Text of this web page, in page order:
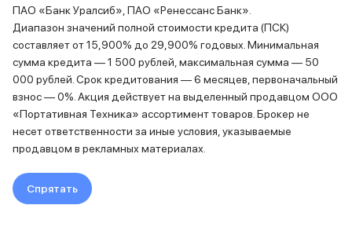
ПАО «Банк Уралсиб», ПАО «Ренессанс Банк».
Диапазон значений полной стоимости кредита (ПСК)
составляет от 15,900% до 29,900% годовых. Минимальная
сумма кредита — 1 500 рублей, максимальная сумма — 50
000 рублей. Срок кредитования — 6 месяцев, первоначальный
взнос — 0%. Акция действует на выделенный продавцом ООО
«Портативная Техника» ассортимент товаров. Брокер не
несет ответственности за иные условия, указываемые
продавцом в рекламных материалах.
Спрятать